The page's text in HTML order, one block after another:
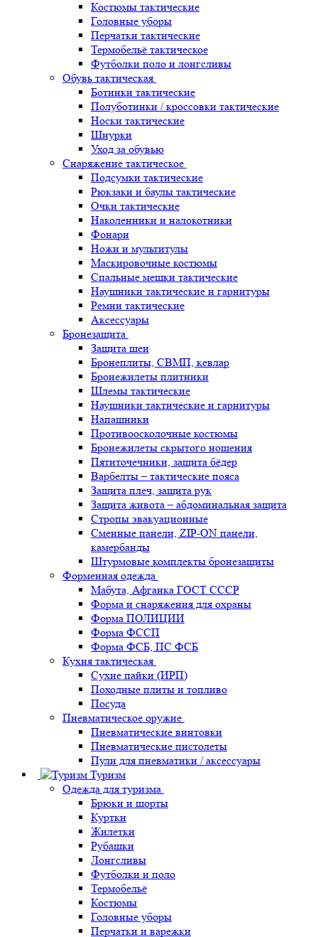
Костюмы тактические
Головные уборы
Перчатки тактические
Термобельё тактическое
Футболки поло и лонгсливы
Обувь тактическая
Ботинки тактические
Полуботинки / кроссовки тактические
Носки тактические
Шнурки
Уход за обувью
Снаряжение тактическое
Подсумки тактические
Рюкзаки и баулы тактические
Очки тактические
Наколенники и налокотники
Фонари
Ножи и мультитулы
Маскировочные костюмы
Спальные мешки тактические
Наушники тактические и гарнитуры
Ремни тактические
Аксессуары
Бронезащита
Защита шеи
Бронеплиты, СВМП, кевлар
Бронежилеты плитники
Шлемы тактические
Наушники тактические и гарнитуры
Напашники
Противоосколочные костюмы
Бронежилеты скрытого ношения
Пятиточечники, защита бёдер
Варбелты – тактические пояса
Защита плеч, защита рук
Защита живота – абдоминальная защита
Стропы эвакуационные
Сменные панели, ZIP-ON панели,
камербанды
Штурмовые комплекты бронезащиты
Форменная одежда
Мабута, Афганка ГОСТ СССР
Форма и снаряжения для охраны
Форма ПОЛИЦИИ
Форма ФССП
Форма ФСБ, ПС ФСБ
Кухня тактическая
Сухие пайки (ИРП)
Походные плиты и топливо
Посуда
Пневматическое оружие
Пневматические винтовки
Пневматические пистолеты
Пули для пневматики / аксессуары
Туризм
Одежда для туризма
Брюки и шорты
Куртки
Жилетки
Рубашки
Лонгсливы
Футболки и поло
Термобельё
Костюмы
Головные уборы
Перчатки и варежки